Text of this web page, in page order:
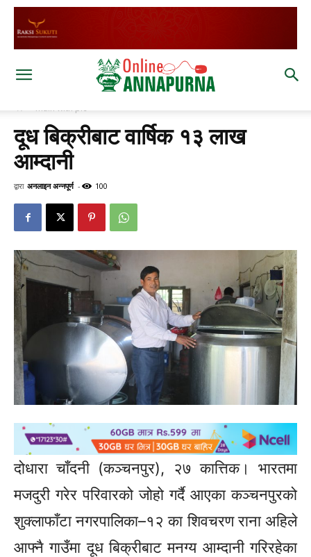
घर main with pic
दूध बिक्रीबाट वार्षिक १३ लाख
आम्दानी
द्वारा अनलाइन अन्नपूर्ण - 100
दोधारा चाँदनी (कञ्चनपुर), २७ कात्तिक। भारतमा
मजदुरी गरेर परिवारको जोहो गर्दै आएका कञ्चनपुरको
शुक्लाफाँटा नगरपालिका–१२ का शिवचरण राना अहिले
आफ्नै गाउँमा दूध बिक्रीबाट मनग्य आम्दानी गरिरहेका